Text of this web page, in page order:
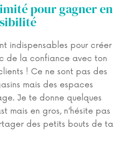
pour gagner en
indispensables pour créer
de la confiance avec ton
! Ce ne sont pas des
mais des espaces
Je te donne quelques
mais en gros, n’hésite pas
des petits bouts de ta